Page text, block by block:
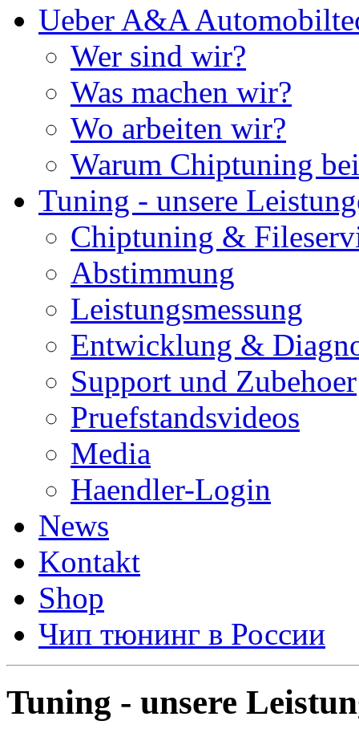
Ueber A&A
Wer sind wir?
Was machen wir?
Wo arbeiten wir?
Warum Chiptuning
Tuning - unsere
Chiptuning &
Abstimmung
Leistungsmessung
Entwicklung &
Support und Zubehoer
Pruefstandsvideos
Media
Haendler-Login
News
Kontakt
Shop
Чип тюнинг в России
Tuning - unsere